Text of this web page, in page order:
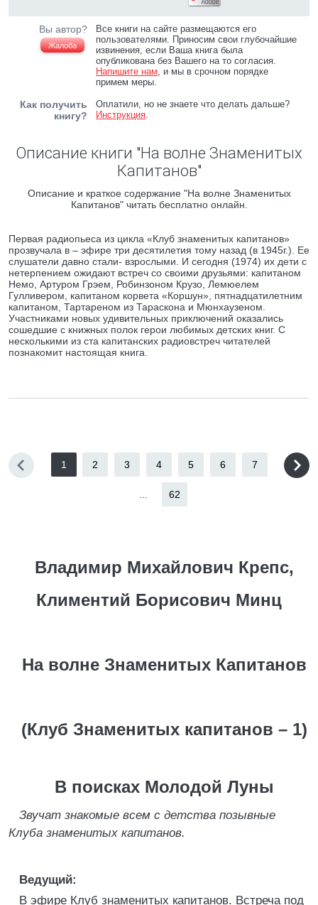
Вы автор?
Жалоба
Все книги на сайте размещаются его
пользователями. Приносим свои глубочайшие
извинения, если Ваша книга была
опубликована без Вашего на то согласия.
Напишите нам, и мы в срочном порядке
примем меры.
Как получить
книгу?
Оплатили, но не знаете что делать дальше?
Инструкция.
Описание книги "На волне Знаменитых
Капитанов"
Описание и краткое содержание "На волне Знаменитых
Капитанов" читать бесплатно онлайн.
Первая радиопьеса из цикла «Клуб знаменитых капитанов»
прозвучала в – эфире три десятилетия тому назад (в 1945г.). Ее
слушатели давно стали- взрослыми. И сегодня (1974) их дети с
нетерпением ожидают встреч со своими друзьями: капитаном
Немо, Артуром Грэем, Робинзоном Крузо, Лемюелем
Гулливером, капитаном корвета «Коршун», пятнадцатилетним
капитаном, Тартареном из Тараскона и Мюнхаузеном.
Участниками новых удивительных приключений оказались
сошедшие с книжных полок герои любимых детских книг. С
несколькими из ста капитанских радиовстреч читателей
познакомит настоящая книга.
1 2 3 4 5 6 7
62
Владимир Михайлович Крепс,
Климентий Борисович Минц
На волне Знаменитых Капитанов
(Клуб Знаменитых капитанов – 1)
В поисках Молодой Луны
Звучат знакомые всем с детства позывные
Клуба знаменитых капитанов.
Ведущий:
В эфире Клуб знаменитых капитанов. Встреча под